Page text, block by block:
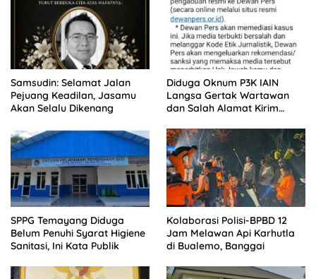
Samsudin: Selamat Jalan
Pejuang Keadilan, Jasamu
Akan Selalu Dikenang
Diduga Oknum P3K IAIN
Langsa Gertak Wartawan
dan Salah Alamat Kirim
SPPG Temayang Diduga
Belum Penuhi Syarat Higiene
Sanitasi, Ini Kata Publik
Kolaborasi Polisi-BPBD 12
Jam Melawan Api Karhutla
di Bualemo, Banggai